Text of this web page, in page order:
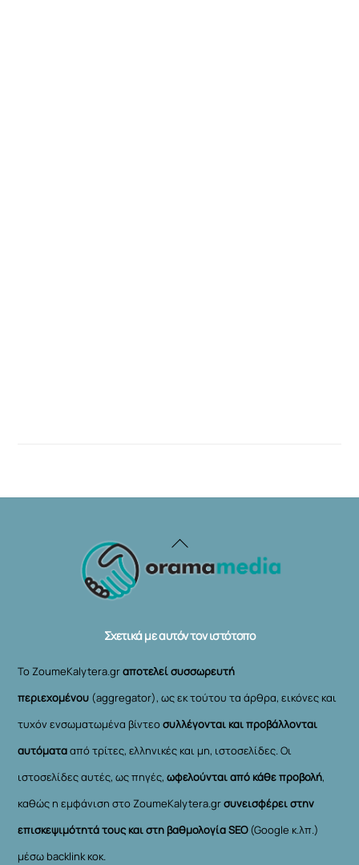
Back
To
Σχετικά με αυτόν τον ιστότοπο
Το ZoumeKalytera.grαποτελεί συσσωρευτή
περιεχομένου (aggregator), ως εκ τούτου τα άρθρα, εικόνες και
τυχόν ενσωματωμένα βίντεοσυλλέγονται και προβάλλονται
αυτόματααπό τρίτες, ελληνικές και μη, ιστοσελίδες. Οι
ιστοσελίδες αυτές, ως πηγές,ωφελούνται από κάθε προβολή,
καθώς η εμφάνιση στο ZoumeKalytera.grσυνεισφέρει στην
επισκεψιμότητά τους και στη βαθμολογία SEO(Google κ.λπ.)
μέσω backlink κοκ.